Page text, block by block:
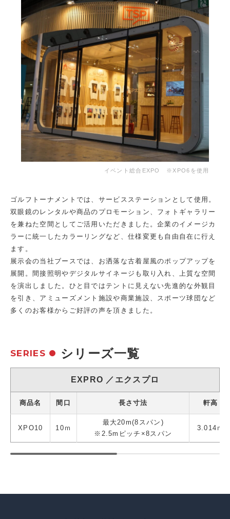
イベント総合EXPO ※XPO6を使用
ゴルフトーナメントでは、サービスステーションとして使用。
双眼鏡のレンタルや商品のプロモーション、フォトギャラリー
を兼ねた空間としてご活用いただきました。企業のイメージカ
ラーに統一したカラーリングなど、仕様変更も自由自在に行え
ます。
展示会の当社ブースでは、お洒落な古着屋風のポップアップを
展開。間接照明やデジタルサイネージも取り入れ、上質な空間
を演出しました。ひと目ではテントに見えない先進的な外観目
を引き、アミューズメント施設や商業施設、スポーツ球団など
多くのお客様からご好評の声を頂きました。
SERIES シリーズ一覧
EXPRO ／エクスプロ
商品名 間口 長さ寸法 軒高
XPO10 10ｍ
最大20m(8スパン)
※2.5mピッチ×8スパン
3.014ｍ